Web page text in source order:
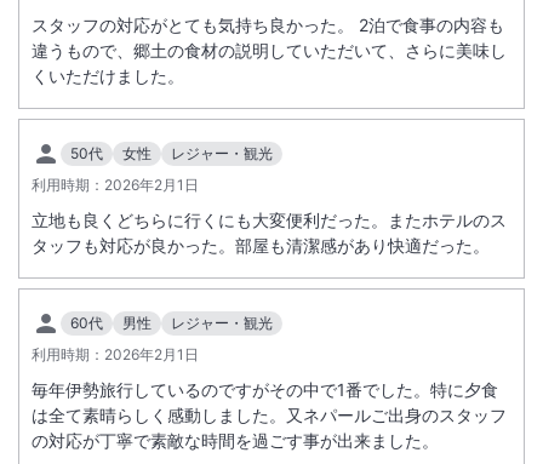
スタッフの対応がとても気持ち良かった。 2泊で食事の内容も
違うもので、郷土の食材の説明していただいて、さらに美味し
くいただけました。
50代 女性
レジャー・観光
利用時期： 2026年2月1日
立地も良くどちらに行くにも大変便利だった。またホテルのス
タッフも対応が良かった。部屋も清潔感があり快適だった。
60代 男性
レジャー・観光
利用時期： 2026年2月1日
毎年伊勢旅行しているのですがその中で1番でした。特に夕食
は全て素晴らしく感動しました。又ネパールご出身のスタッフ
の対応が丁寧で素敵な時間を過ごす事が出来ました。